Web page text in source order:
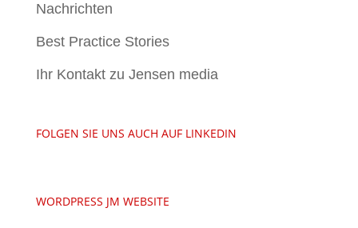
Nachrichten
Best Practice Stories
Ihr Kontakt zu Jensen media
FOLGEN SIE UNS AUCH AUF LINKEDIN
WORDPRESS JM WEBSITE